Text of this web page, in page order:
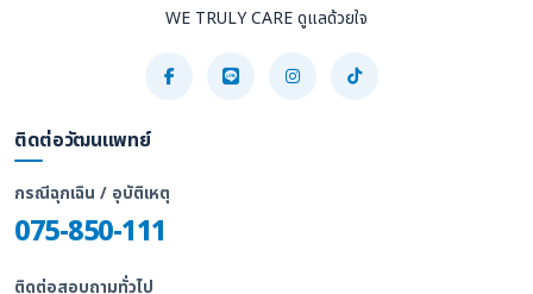
WE TRULY CARE ดูแลด้วยใจ
ติดต่อวัฒนแพทย์
กรณีฉุกเฉิน / อุบัติเหตุ
075-850-111
ติดต่อสอบถามทั่วไป